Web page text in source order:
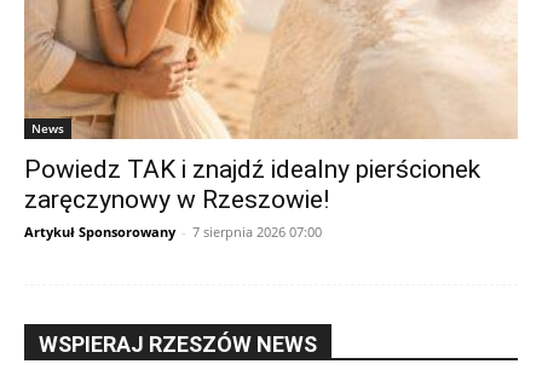
News
Powiedz TAK i znajdź idealny pierścionek
zaręczynowy w Rzeszowie!
Artykuł Sponsorowany - 7 sierpnia 2026 07:00
WSPIERAJ RZESZÓW NEWS